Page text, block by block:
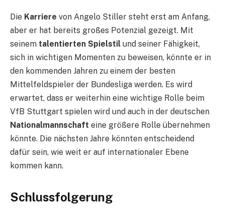
Die Karriere von Angelo Stiller steht erst am Anfang,
aber er hat bereits großes Potenzial gezeigt. Mit
seinem talentierten Spielstil und seiner Fähigkeit,
sich in wichtigen Momenten zu beweisen, könnte er in
den kommenden Jahren zu einem der besten
Mittelfeldspieler der Bundesliga werden. Es wird
erwartet, dass er weiterhin eine wichtige Rolle beim
VfB Stuttgart spielen wird und auch in der deutschen
Nationalmannschaft eine größere Rolle übernehmen
könnte. Die nächsten Jahre könnten entscheidend
dafür sein, wie weit er auf internationaler Ebene
kommen kann.
Schlussfolgerung